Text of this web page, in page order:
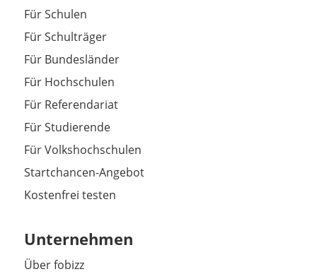
Für Schulen
Für Schulträger
Für Bundesländer
Für Hochschulen
Für Referendariat
Für Studierende
Für Volkshochschulen
Startchancen-Angebot
Kostenfrei testen
Unternehmen
Über fobizz